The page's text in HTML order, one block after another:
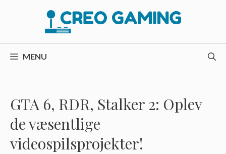
MENU
GTA 6, RDR, Stalker 2: Oplev
de væsentlige
videospilsprojekter!